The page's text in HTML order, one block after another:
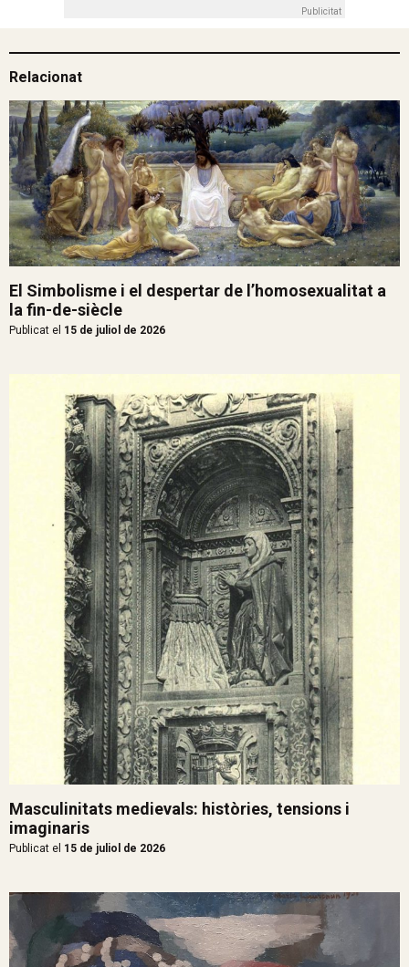
Publicitat
Relacionat
El Simbolisme i el despertar de l’homosexualitat a
la fin-de-siècle
Publicat el 15 de juliol de 2026
Masculinitats medievals: històries, tensions i
imaginaris
Publicat el 15 de juliol de 2026